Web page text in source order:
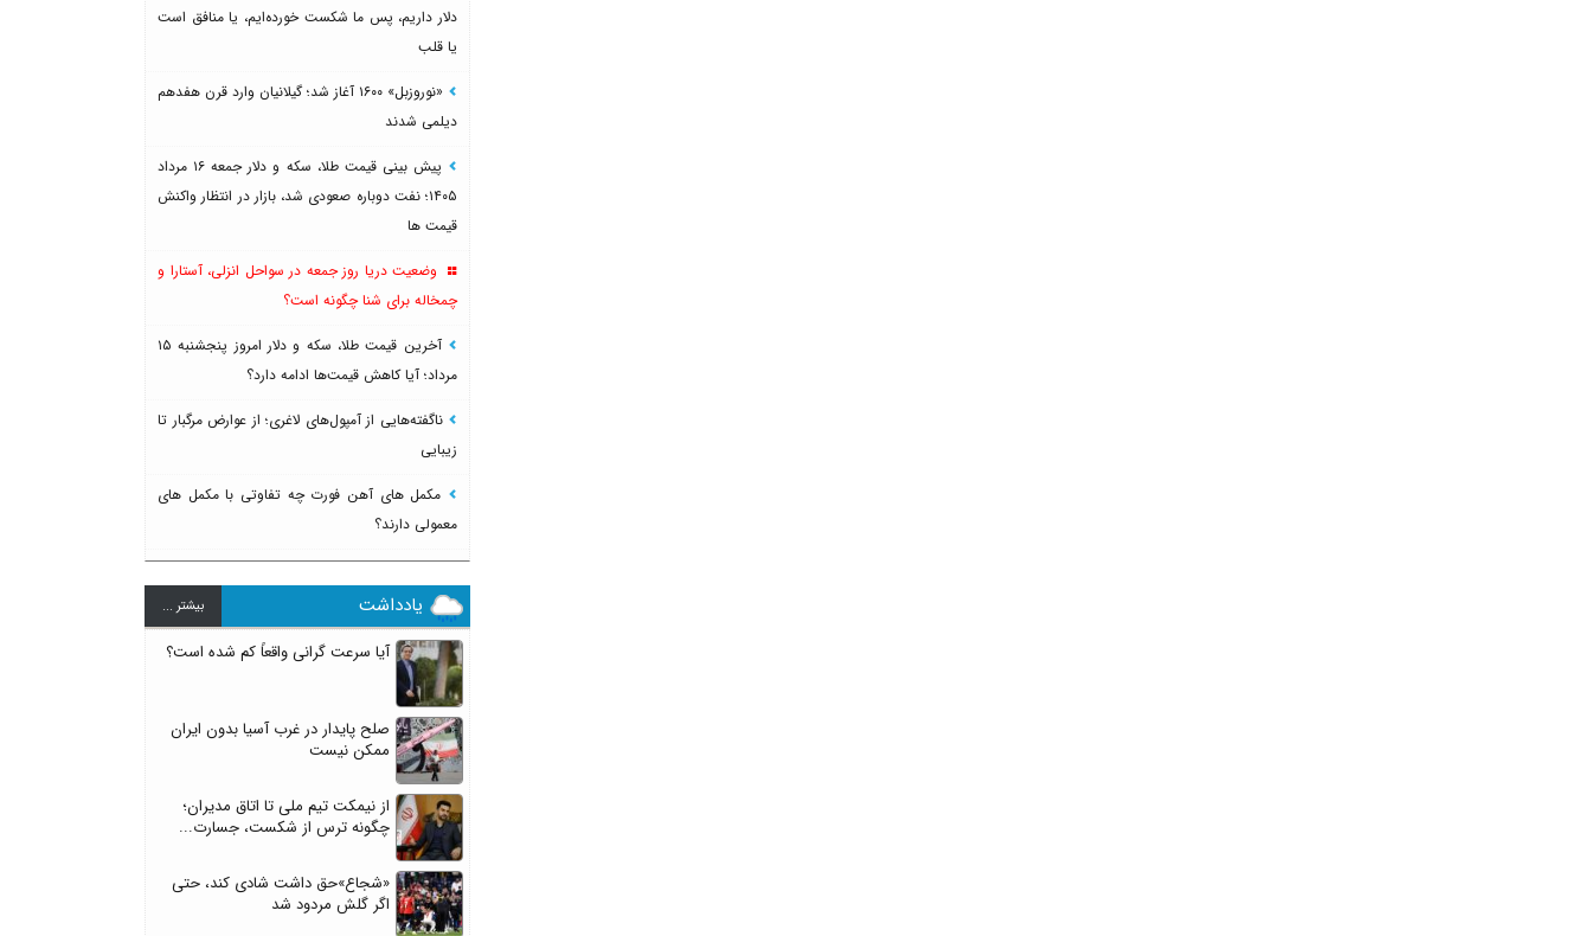
دلار داریم، پس ما شکست خورده‌ایم، یا منافق است
یا قلب
«نوروزبل» ۱۶۰۰ آغاز شد؛ گیلانیان وارد قرن هفدهم
دیلمی شدند
پیش بینی قیمت طلا، سکه و دلار جمعه ۱۶ مرداد
۱۴۰۵؛ نفت دوباره صعودی شد، بازار در انتظار واکنش
قیمت ها
وضعیت دریا روز جمعه در سواحل انزلی، آستارا و
چمخاله برای شنا چگونه است؟
آخرین قیمت طلا، سکه و دلار امروز پنجشنبه ۱۵
مرداد؛ آیا کاهش قیمت‌ها ادامه دارد؟
ناگفته‌هایی از آمپول‌های لاغری؛ از عوارض مرگبار تا
زیبایی
مکمل های آهن فورت چه تفاوتی با مکمل های
معمولی دارند؟
یادداشت بيشتر ...
آیا سرعت گرانی واقعاً کم شده است؟
صلح پایدار در غرب آسیا بدون ایران
ممکن نیست
از نیمکت تیم ملی تا اتاق مدیران؛
چگونه ترس از شکست، جسارت...
«شجاع»حق داشت شادی کند، حتی
اگر گلش مردود شد